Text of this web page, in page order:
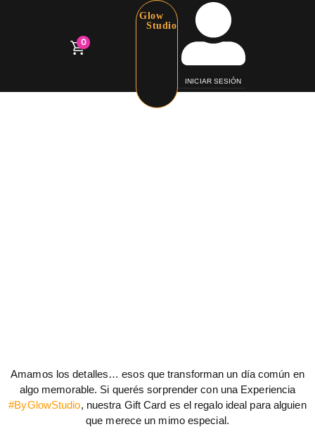
INICIAR SESIÓN
Glow
Studio
0
Amamos los detalles… esos que transforman un día común en
algo memorable. Si querés sorprender con una Experiencia
#ByGlowStudio, nuestra Gift Card es el regalo ideal para alguien
que merece un mimo especial.